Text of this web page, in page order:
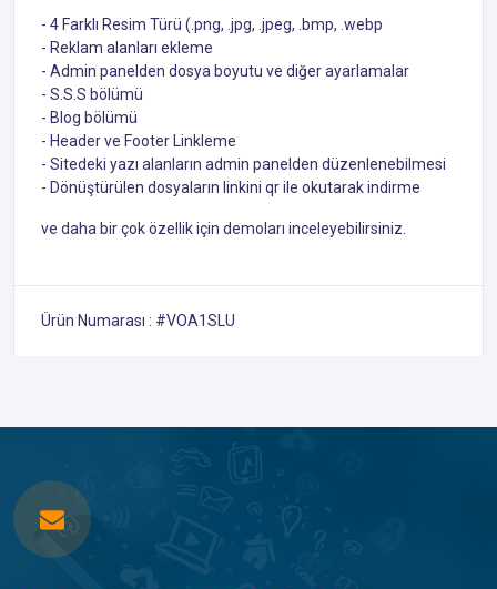
- 4 Farklı Resim Türü (.png, .jpg, .jpeg, .bmp, .webp
- Reklam alanları ekleme
- Admin panelden dosya boyutu ve diğer ayarlamalar
- S.S.S bölümü
- Blog bölümü
- Header ve Footer Linkleme
- Sitedeki yazı alanların admin panelden düzenlenebilmesi
- Dönüştürülen dosyaların linkini qr ile okutarak indirme
ve daha bir çok özellik için demoları inceleyebilirsiniz.
Ürün Numarası : #VOA1SLU